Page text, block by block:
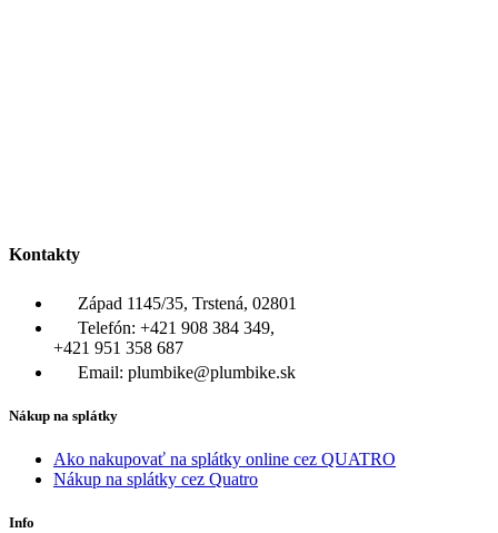
Kontakty
Západ 1145/35, Trstená, 02801
Telefón: +421 908 384 349,
+421 951 358 687
Email: plumbike@plumbike.sk
Nákup na splátky
Ako nakupovať na splátky online cez QUATRO
Nákup na splátky cez Quatro
Info